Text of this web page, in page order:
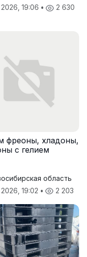
19:06 • 2 630
фреоны, хладоны,
с гелием
область
19:02 • 2 203